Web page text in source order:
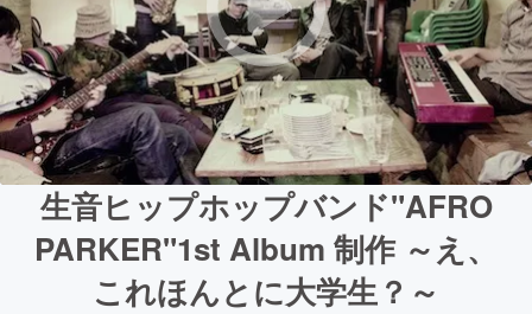
生音ヒップホップバンド"AFRO
PARKER"1st Album 制作 ～え、
これほんとに大学生？～